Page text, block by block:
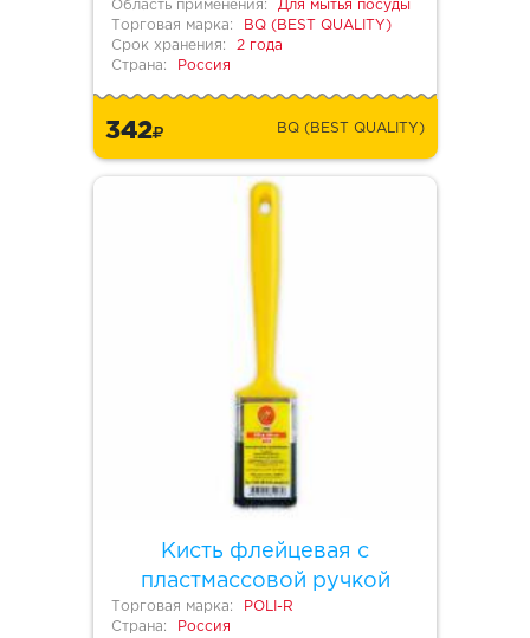
Область применения:
Для мытья посуды
Торговая марка:
BQ (BEST QUALITY)
Срок хранения:
2 года
Страна:
Россия
342 BQ (BEST QUALITY)
Кисть флейцевая с
пластмассовой ручкой
Торговая марка:
POLI-R
Страна:
Россия